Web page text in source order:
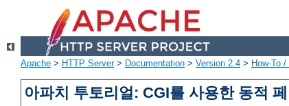
Apache > HTTP Server> Documentation > Version 2.4 > How-To
아파치 투토리얼: CGI를 사용한 동적